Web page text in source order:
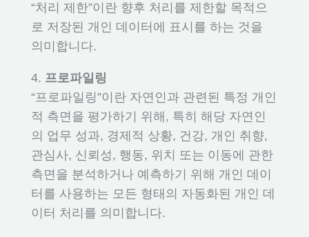
“처리 제한”이란 향후 처리를 제한할 목적으
로 저장된 개인 데이터에 표시를 하는 것을
의미합니다.
4. 프로파일링
“프로파일링”이란 자연인과 관련된 특정 개인
적 측면을 평가하기 위해, 특히 해당 자연인
의 업무 성과, 경제적 상황, 건강, 개인 취향,
관심사, 신뢰성, 행동, 위치 또는 이동에 관한
측면을 분석하거나 예측하기 위해 개인 데이
터를 사용하는 모든 형태의 자동화된 개인 데
이터 처리를 의미합니다.